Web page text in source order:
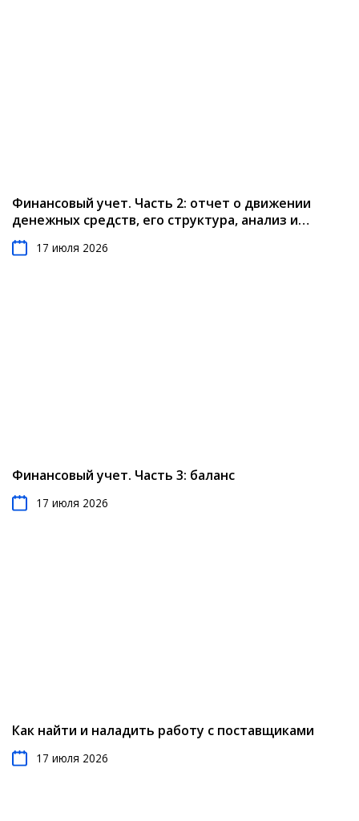
Финансовый учет. Часть 2: отчет о движении
денежных средств, его структура, анализ и
результаты
17 июля 2026
Финансовый учет. Часть 3: баланс
17 июля 2026
Как найти и наладить работу с поставщиками
17 июля 2026